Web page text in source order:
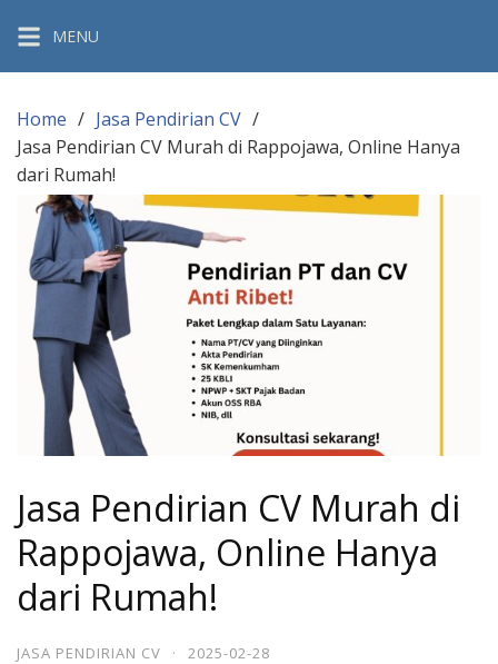
content
MENU
Home
Jasa Pendirian CV
Jasa Pendirian CV Murah di Rappojawa, Online Hanya
dari Rumah!
Jasa Pendirian CV Murah di
Rappojawa, Online Hanya
dari Rumah!
JASA PENDIRIAN CV · 2025-02-28